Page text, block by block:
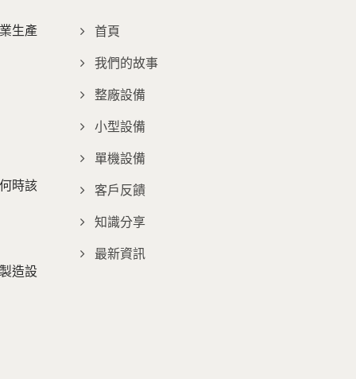
生產
時該
造設
首頁
我們的故事
整廠設備
小型設備
單機設備
客戶反饋
知識分享
最新資訊